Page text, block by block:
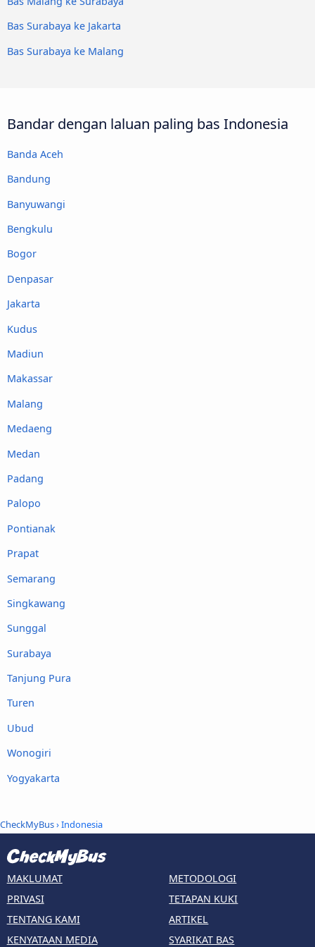
Bas Surabaya ke Jakarta
Bas Surabaya ke Malang
Bandar dengan laluan paling bas Indonesia
Banda Aceh
Bandung
Banyuwangi
Bengkulu
Bogor
Denpasar
Jakarta
Kudus
Madiun
Makassar
Malang
Medaeng
Medan
Padang
Palopo
Pontianak
Prapat
Semarang
Singkawang
Sunggal
Surabaya
Tanjung Pura
Turen
Ubud
Wonogiri
Yogyakarta
CheckMyBus› Indonesia
MAKLUMAT
PRIVASI
TENTANG KAMI
KENYATAAN MEDIA
METODOLOGI
TETAPAN KUKI
ARTIKEL
SYARIKAT BAS